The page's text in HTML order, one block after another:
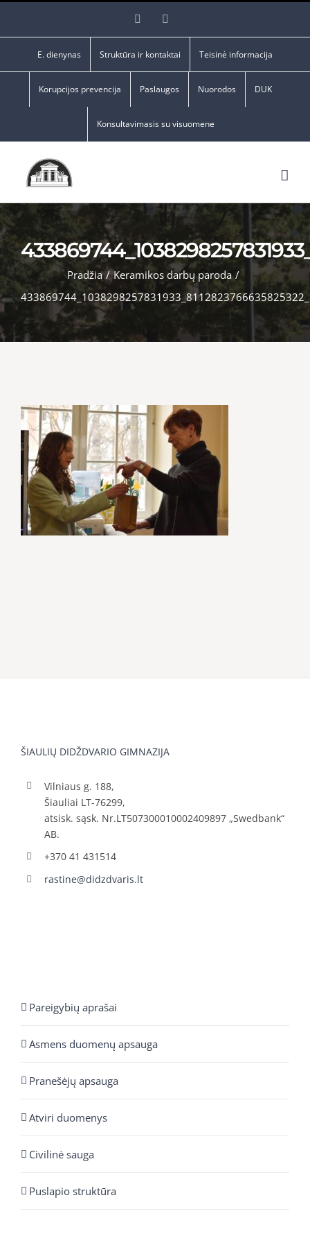
Facebook
E. dienynas Struktūra ir kontaktai Teisinė informacija
Korupcijos prevencija Paslaugos Nuorodos DUK
Konsultavimasis su visuomene
Pradžia / Keramikos darbų paroda /
ŠIAULIŲ DIDŽDVARIO GIMNAZIJA
Vilniaus g. 188,
Šiauliai LT-76299,
atsisk. sąsk. Nr.LT507300010002409897 „Swedbank“
AB.
+370 41 431514
rastine@didzdvaris.lt
Pareigybių aprašai
Asmens duomenų apsauga
Pranešėjų apsauga
Atviri duomenys
Civilinė sauga
Puslapio struktūra